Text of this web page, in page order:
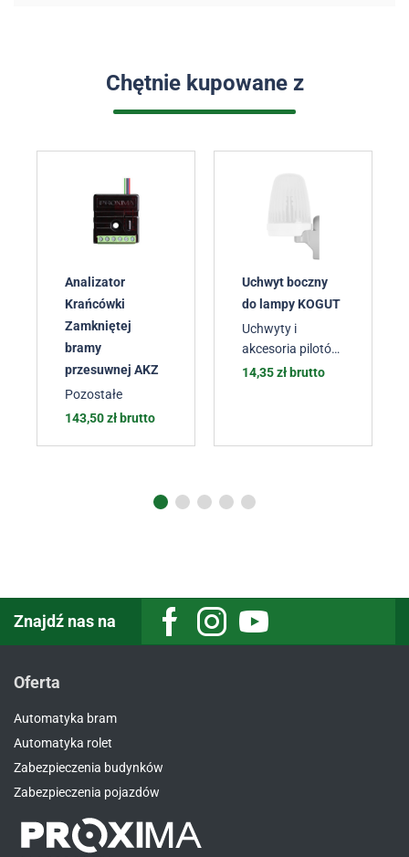
Chętnie kupowane z
Analizator
Krańcówki
Zamkniętej
bramy
przesuwnej AKZ
Pozostałe
143,50zł brutto
Uchwyt boczny
do lampy KOGUT
Uchwyty i
akcesoria pilotów
i lamp,Lampy
14,35zł brutto
Znajdź nas na
Oferta
Automatyka bram
Automatyka rolet
Zabezpieczenia budynków
Zabezpieczenia pojazdów